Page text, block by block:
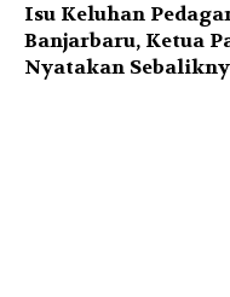
Isu Keluhan
Banjarbaru, Ketua
Nyatakan